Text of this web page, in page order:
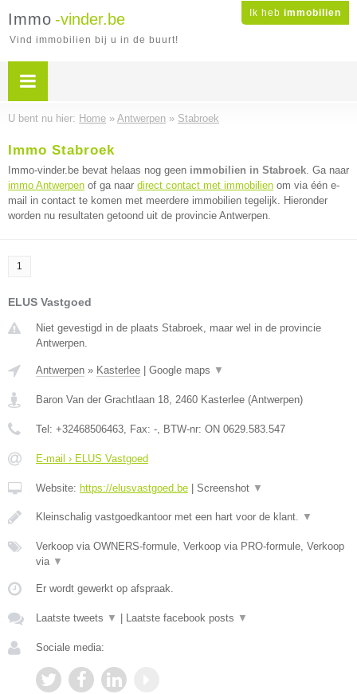
Ik heb immobilien
Immo -vinder.be
Vind immobilien bij u in de buurt!
U bent nu hier: Home » Antwerpen » Stabroek
Immo Stabroek
Immo-vinder.be bevat helaas nog geen immobilien in Stabroek. Ga naar
immo Antwerpen of ga naar direct contact met immobilien om via één e-
mail in contact te komen met meerdere immobilien tegelijk. Hieronder
worden nu resultaten getoond uit de provincie Antwerpen.
1
ELUS Vastgoed
Niet gevestigd in de plaats Stabroek, maar wel in de provincie
Antwerpen.
Antwerpen » Kasterlee Google maps ▼
Baron Van der Grachtlaan 18, 2460 Kasterlee (Antwerpen)
Tel: +32468506463, Fax: -, BTW-nr: ON 0629.583.547
E-mail › ELUS Vastgoed
Website: https://elusvastgoed.be Screenshot ▼
Kleinschalig vastgoedkantoor met een hart voor de klant. ▼
Verkoop via OWNERS-formule, Verkoop via PRO-formule, Verkoop
via ▼
Er wordt gewerkt op afspraak.
Laatste tweets ▼ Laatste facebook posts ▼
Sociale media: